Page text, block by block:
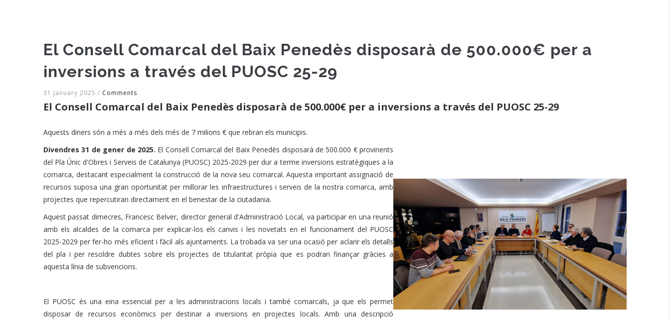
El Consell Comarcal del Baix Penedès disposarà de 500.000€ per a
inversions a través del PUOSC 25-29
31 January 2025 / Comments
El Consell Comarcal del Baix Penedès disposarà de 500.000€ per a inversions a través del PUOSC 25-29
Aquests diners són a més a més dels més de 7 milions € que rebran els municipis.
Divendres 31 de gener de 2025. El Consell Comarcal del Baix Penedès disposarà de 500.000 € provinents
del Pla Únic d'Obres i Serveis de Catalunya (PUOSC) 2025-2029 per dur a terme inversions estratègiques a la
comarca, destacant especialment la construcció de la nova seu comarcal. Aquesta important assignació de
recursos suposa una gran oportunitat per millorar les infraestructures i serveis de la nostra comarca, amb
projectes que repercutiran directament en el benestar de la ciutadania.
Aquest passat dimecres, Francesc Belver, director general d'Administració Local, va participar en una reunió
amb els alcaldes de la comarca per explicar-los els canvis i les novetats en el funcionament del PUOSC
2025-2029 per fer-ho més eficient i fàcil als ajuntaments. La trobada va ser una ocasió per aclarir els detalls
del pla i per resoldre dubtes sobre els projectes de titularitat pròpia que es podran finançar gràcies a
aquesta línia de subvencions.
El PUOSC és una eina essencial per a les administracions locals i també comarcals, ja que els permet
disposar de recursos econòmics per destinar a inversions en projectes locals. Amb una descripció